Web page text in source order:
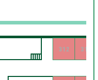
310
312